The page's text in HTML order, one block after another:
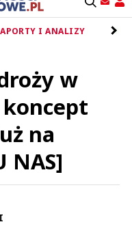
I ANALIZY
w
koncept
na
NAS]